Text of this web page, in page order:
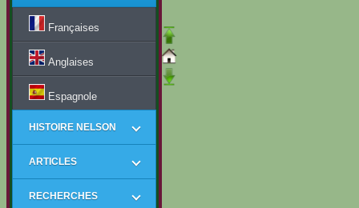
Françaises
Anglaises
Espagnole
HISTOIRE NELSON
ARTICLES
RECHERCHES